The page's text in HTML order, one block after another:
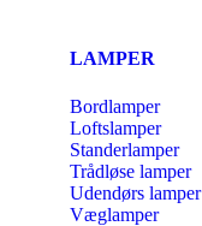
LAMPER
Bordlamper
Loftslamper
Standerlamper
Trådløse lamper
Udendørs lamper
Væglamper